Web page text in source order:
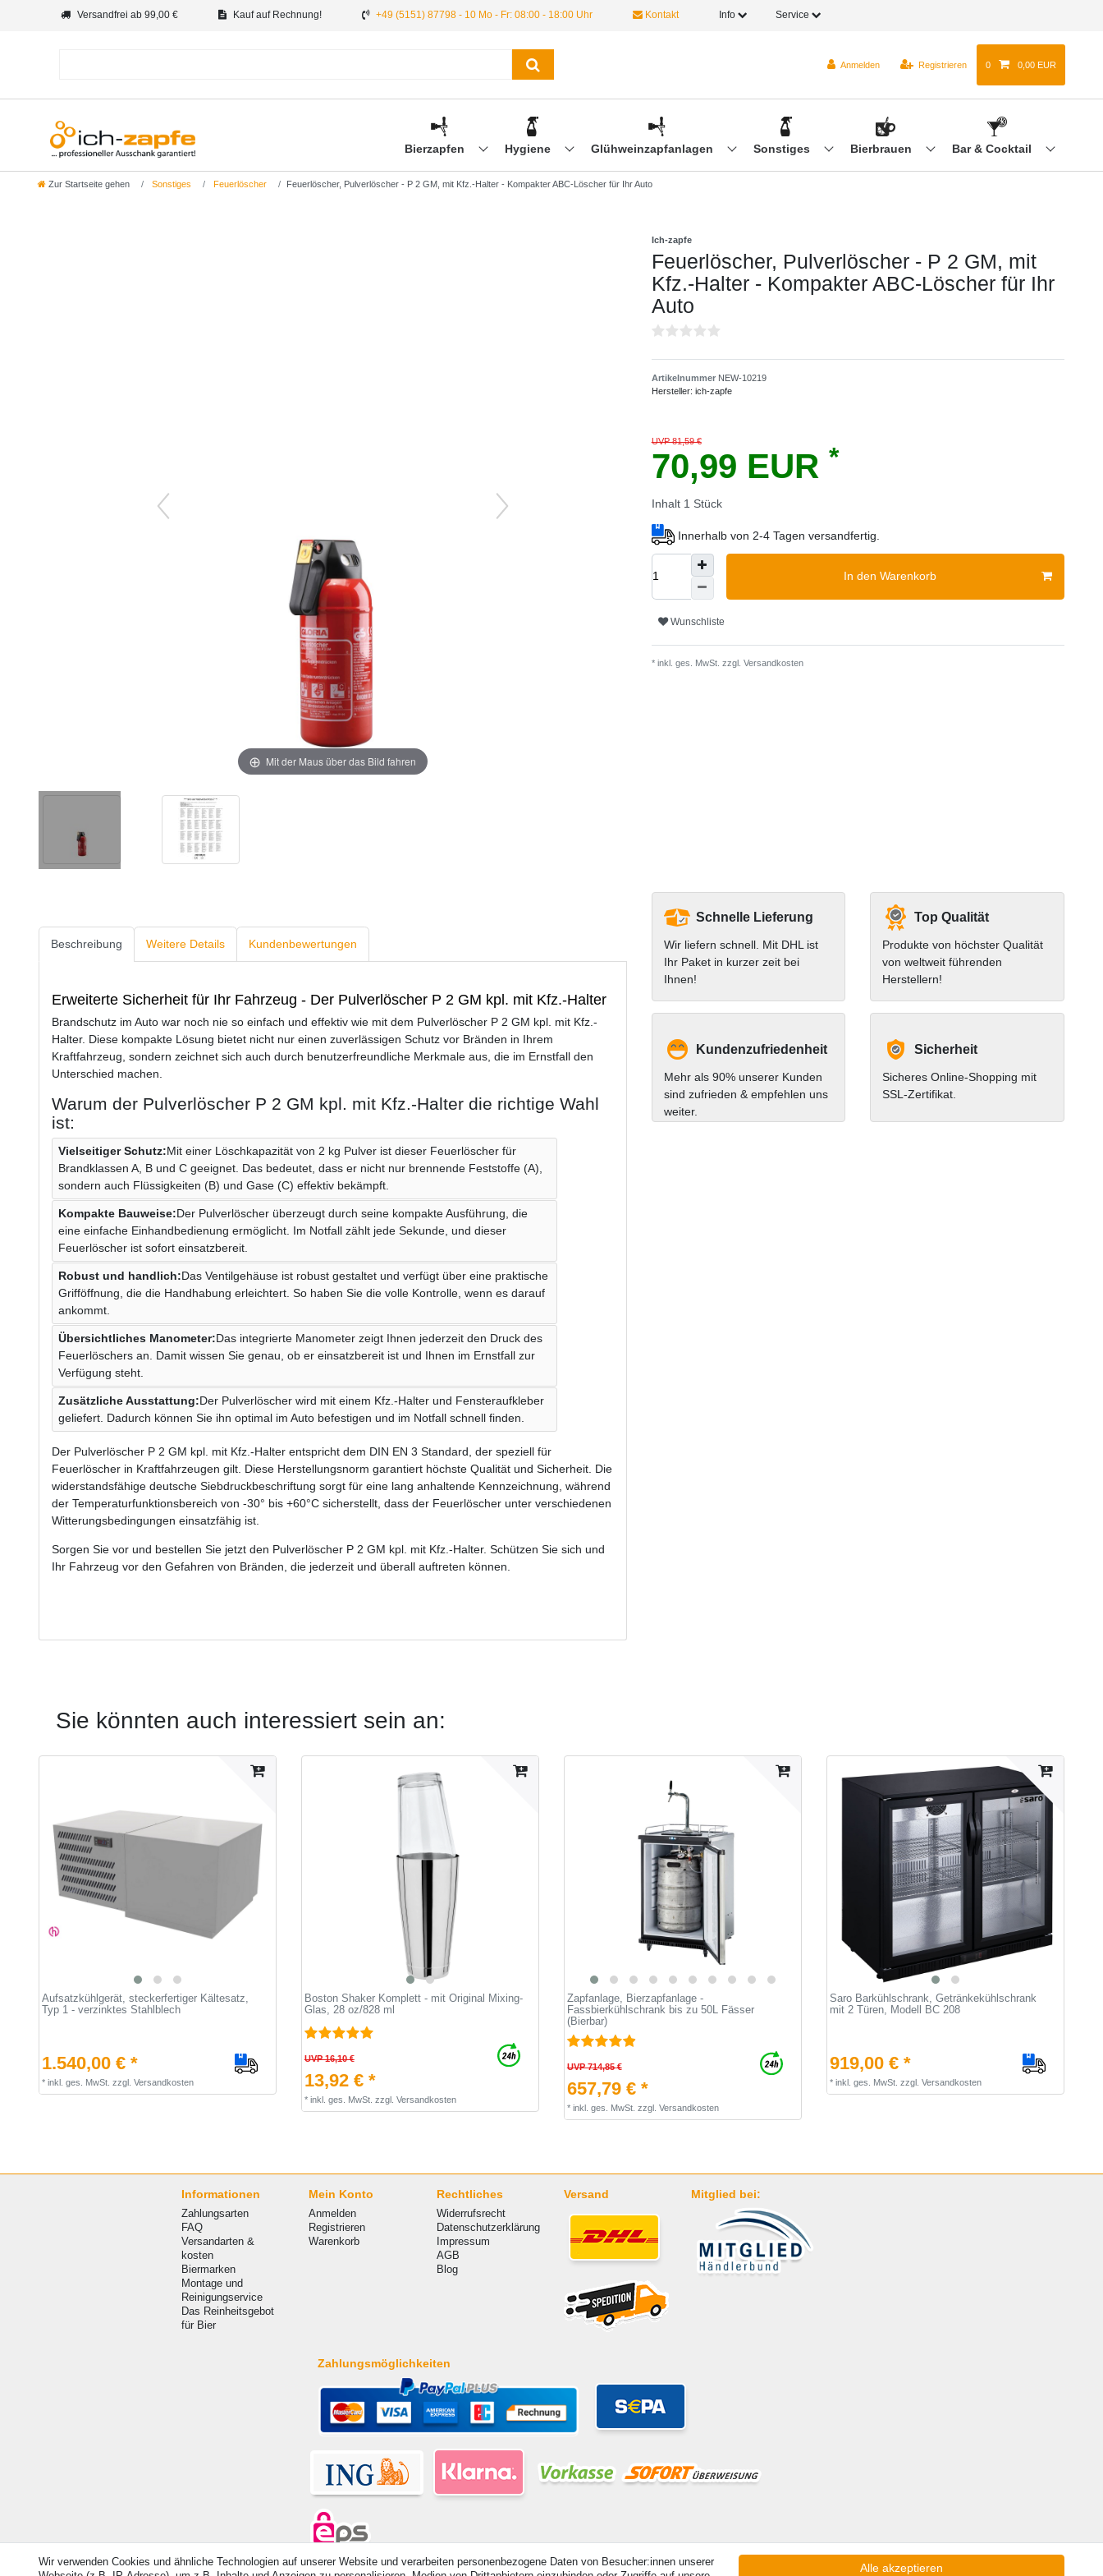
Versandfrei ab 99,00 € Kauf auf Rechnung! +49 (5151) 87798 - 10 Mo - Fr: 08:00 - 18:00 Uhr Kontakt Info Service
Anmelden Registrieren 0 0,00 EUR
Bierzapfen Hygiene Glühweinzapfanlagen Sonstiges Bierbrauen Bar & Cocktail
Zur Startseite gehen Sonstiges Feuerlöscher Feuerlöscher, Pulverlöscher - P 2 GM, mit Kfz.-Halter - Kompakter ABC-Löscher für Ihr Auto
Mit der Maus über das Bild fahren
Ich-zapfe
Feuerlöscher, Pulverlöscher - P 2 GM, mit
Kfz.-Halter - Kompakter ABC-Löscher für Ihr
Auto
Artikelnummer NEW-10219
Hersteller: ich-zapfe
UVP 81,59 €
70,99 EUR *
Inhalt 1 Stück
Innerhalb von 2-4 Tagen versandfertig.
In den Warenkorb
Wunschliste
* inkl. ges. MwSt. zzgl. Versandkosten
Beschreibung Weitere Details Kundenbewertungen
Erweiterte Sicherheit für Ihr Fahrzeug - Der Pulverlöscher P 2 GM kpl. mit Kfz.-Halter
Brandschutz im Auto war noch nie so einfach und effektiv wie mit dem Pulverlöscher P 2 GM kpl. mit Kfz.-
Halter. Diese kompakte Lösung bietet nicht nur einen zuverlässigen Schutz vor Bränden in Ihrem
Kraftfahrzeug, sondern zeichnet sich auch durch benutzerfreundliche Merkmale aus, die im Ernstfall den
Unterschied machen.
Warum der Pulverlöscher P 2 GM kpl. mit Kfz.-Halter die richtige Wahl
ist:
Vielseitiger Schutz:Mit einer Löschkapazität von 2 kg Pulver ist dieser Feuerlöscher für
Brandklassen A, B und C geeignet. Das bedeutet, dass er nicht nur brennende Feststoffe (A),
sondern auch Flüssigkeiten (B) und Gase (C) effektiv bekämpft.
Kompakte Bauweise:Der Pulverlöscher überzeugt durch seine kompakte Ausführung, die
eine einfache Einhandbedienung ermöglicht. Im Notfall zählt jede Sekunde, und dieser
Feuerlöscher ist sofort einsatzbereit.
Robust und handlich:Das Ventilgehäuse ist robust gestaltet und verfügt über eine praktische
Grifföffnung, die die Handhabung erleichtert. So haben Sie die volle Kontrolle, wenn es darauf
ankommt.
Übersichtliches Manometer:Das integrierte Manometer zeigt Ihnen jederzeit den Druck des
Feuerlöschers an. Damit wissen Sie genau, ob er einsatzbereit ist und Ihnen im Ernstfall zur
Verfügung steht.
Zusätzliche Ausstattung:Der Pulverlöscher wird mit einem Kfz.-Halter und Fensteraufkleber
geliefert. Dadurch können Sie ihn optimal im Auto befestigen und im Notfall schnell finden.
Der Pulverlöscher P 2 GM kpl. mit Kfz.-Halter entspricht dem DIN EN 3 Standard, der speziell für
Feuerlöscher in Kraftfahrzeugen gilt. Diese Herstellungsnorm garantiert höchste Qualität und Sicherheit. Die
widerstandsfähige deutsche Siebdruckbeschriftung sorgt für eine lang anhaltende Kennzeichnung, während
der Temperaturfunktionsbereich von -30° bis +60°C sicherstellt, dass der Feuerlöscher unter verschiedenen
Witterungsbedingungen einsatzfähig ist.
Sorgen Sie vor und bestellen Sie jetzt den Pulverlöscher P 2 GM kpl. mit Kfz.-Halter. Schützen Sie sich und
Ihr Fahrzeug vor den Gefahren von Bränden, die jederzeit und überall auftreten können.
Schnelle Lieferung
Wir liefern schnell. Mit DHL ist
Ihr Paket in kurzer zeit bei
Ihnen!
Top Qualität
Produkte von höchster Qualität
von weltweit führenden
Herstellern!
Kundenzufriedenheit
Mehr als 90% unserer Kunden
sind zufrieden & empfehlen uns
weiter.
Sicherheit
Sicheres Online-Shopping mit
SSL-Zertifikat.
Sie könnten auch interessiert sein an:
Aufsatzkühlgerät, steckerfertiger Kältesatz,
Typ 1 - verzinktes Stahlblech
1.540,00 € *
* inkl. ges. MwSt. zzgl. Versandkosten
Boston Shaker Komplett - mit Original Mixing-
Glas, 28 oz/828 ml
UVP 16,10 €
13,92 € *
* inkl. ges. MwSt. zzgl. Versandkosten
Zapfanlage, Bierzapfanlage -
Fassbierkühlschrank bis zu 50L Fässer
(Bierbar)
UVP 714,85 €
657,79 € *
* inkl. ges. MwSt. zzgl. Versandkosten
Saro Barkühlschrank, Getränkekühlschrank
mit 2 Türen, Modell BC 208
919,00 € *
* inkl. ges. MwSt. zzgl. Versandkosten
Informationen
Zahlungsarten
FAQ
Versandarten &
kosten
Biermarken
Montage und
Reinigungservice
Das Reinheitsgebot
für Bier
Mein Konto
Anmelden
Registrieren
Warenkorb
Rechtliches
Widerrufsrecht
Datenschutzerklärung
Impressum
AGB
Blog
Versand Mitglied bei:
Zahlungsmöglichkeiten
Wir verwenden Cookies und ähnliche Technologien auf unserer Website und verarbeiten personenbezogene Daten von Besucher:innen unserer
Alle akzeptieren